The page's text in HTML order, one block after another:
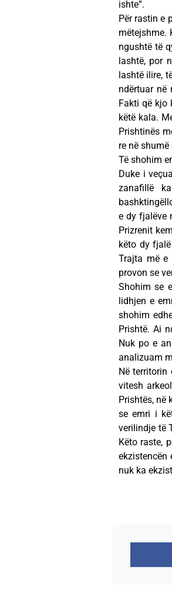
ishte”.
Për rastin e
mëtejshme.
ngushtë të
lashtë, por
lashtë ilire,
ndërtuar në
Fakti që kjo
këtë kala.
Prishtinës
re në
Të shohim
Duke i
zanafillë
e dy fjalëve
Prizrenit
këto dy
Trajta më e
provon se
Shohim se
lidhjen e
shohim
Prishtë. Ai
Nuk po e
analizuam
Në
vitesh
Prishtës, në
se emri i
verilindje të
Këto raste,
ekzistencën
nuk ka